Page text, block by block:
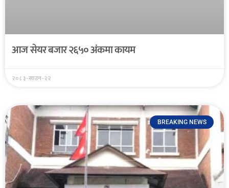
आज सेयर बजार २६५० अंकमा कायम
२०८३-साउन-२२
BREAKING NEWS